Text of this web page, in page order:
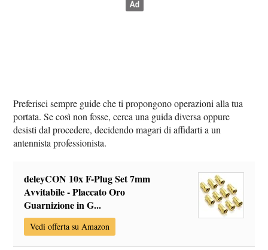
Preferisci sempre guide che ti propongono operazioni alla tua
portata. Se così non fosse, cerca una guida diversa oppure
desisti dal procedere, decidendo magari di affidarti a un
antennista professionista.
deleyCON 10x F-Plug Set 7mm
Avvitabile - Placcato Oro
Guarnizione in G...
Vedi offerta su Amazon